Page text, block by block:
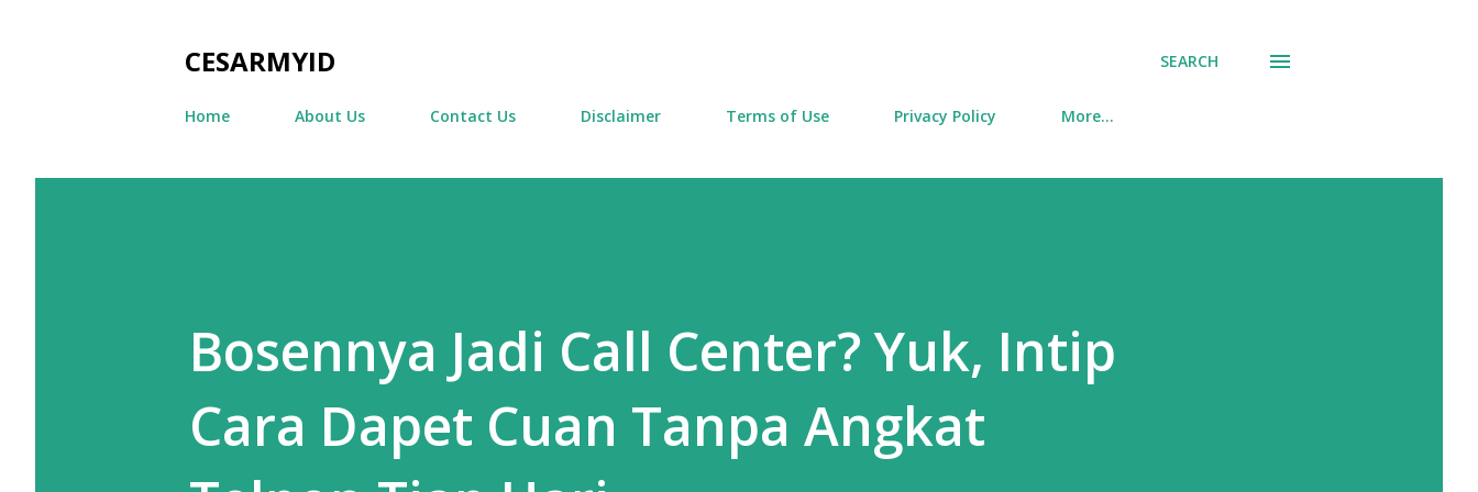
CESARMYID SEARCH
Home About Us Contact Us Disclaimer Terms of Use Privacy Policy More…
Bosennya Jadi Call Center? Yuk, Intip
Cara Dapet Cuan Tanpa Angkat